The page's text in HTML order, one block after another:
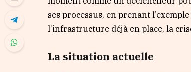
ses processus, en prenant
l’infrastructure déjà en place, la
La situation actuelle